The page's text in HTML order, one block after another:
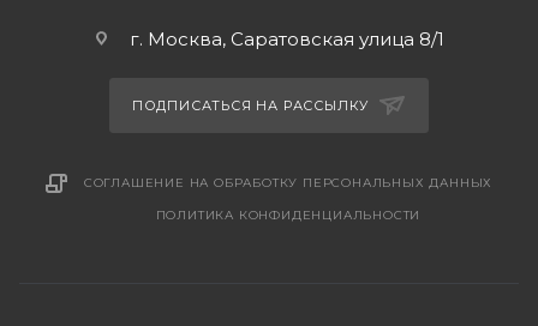
г. Москва, Саратовская улица 8/1
ПОДПИСАТЬСЯ НА РАССЫЛКУ
СОГЛАШЕНИЕ НА ОБРАБОТКУ ПЕРСОНАЛЬНЫХ ДАННЫХ
ПОЛИТИКА КОНФИДЕНЦИАЛЬНОСТИ